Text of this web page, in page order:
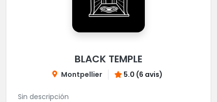
BLACK TEMPLE
Montpellier 5.0 (6 avis)
Sin descripción